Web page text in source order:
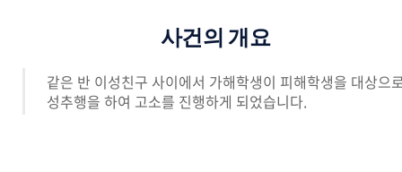
사건의 개요
같은 반 이성친구 사이에서 가해학생이 피해학생을 대상으
성추행을 하여 고소를 진행하게 되었습니다.